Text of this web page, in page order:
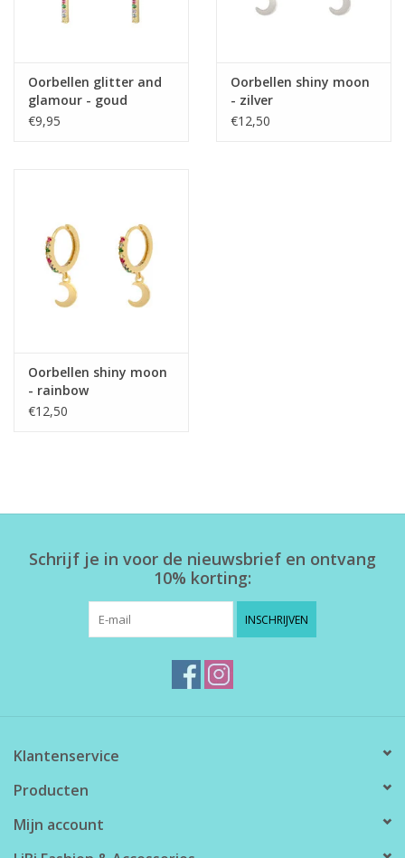
Oorbellen glitter and
glamour - goud
€9,95
Oorbellen shiny moon
- zilver
€12,50
Oorbellen shiny moon
- rainbow
€12,50
Schrijf je in voor de nieuwsbrief en ontvang
10% korting:
INSCHRIJVEN
Klantenservice
Producten
Mijn account